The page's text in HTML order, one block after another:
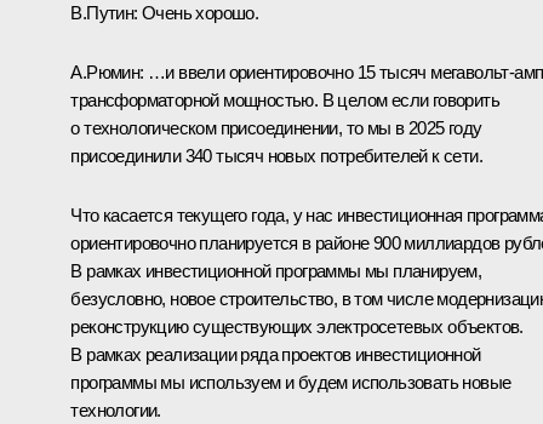
В.Путин: Очень хорошо.
А.Рюмин: …и ввели ориентировочно 15 тысяч мегавольт-
трансформаторной мощностью. В целом если говорить
о технологическом присоединении, то мы в 2025 году
присоединили 340 тысяч новых потребителей к сети.
Что касается текущего года, у нас инвестиционная
ориентировочно планируется в районе 900 миллиардов
В рамках инвестиционной программы мы планируем,
безусловно, новое строительство, в том числе
реконструкцию существующих электросетевых объектов.
В рамках реализации ряда проектов инвестиционной
программы мы используем и будем использовать новые
технологии.